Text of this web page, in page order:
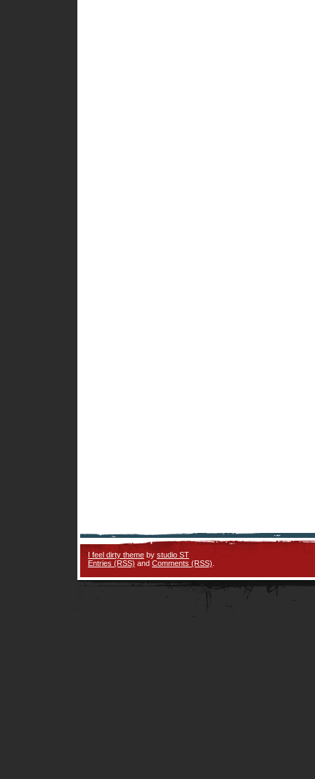
I feel dirty theme by studio ST
Entries (RSS) and Comments (RSS)